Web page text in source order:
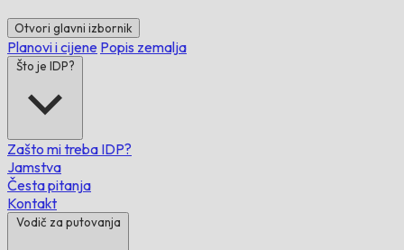
Otvori glavni izbornik
Planovi i cijene Popis zemalja
Što je IDP?
Zašto mi treba IDP?
Jamstva
Česta pitanja
Kontakt
Vodič za putovanja